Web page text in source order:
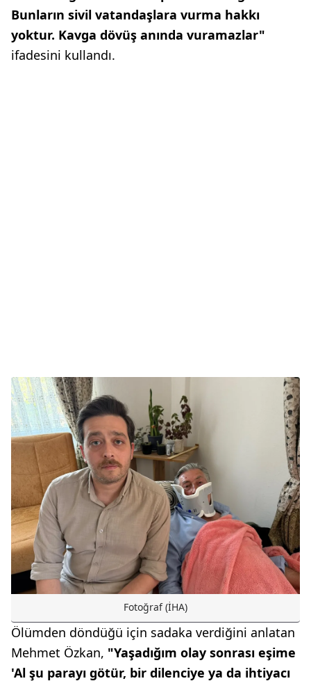
Bunların sivil vatandaşlara vurma hakkı
yoktur. Kavga dövüş anında vuramazlar"
ifadesini kullandı.
Fotoğraf (İHA)
Ölümden döndüğü için sadaka verdiğini anlatan
Mehmet Özkan, "Yaşadığım olay sonrası eşime
'Al şu parayı götür, bir dilenciye ya da ihtiyacı